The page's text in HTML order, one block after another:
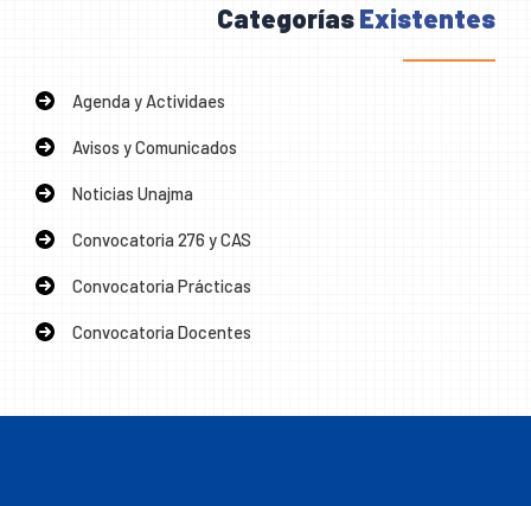
CategoríasExistentes
Agenda y Actividaes
Avisos y Comunicados
Noticias Unajma
Convocatoria 276 y CAS
Convocatoria Prácticas
Convocatoria Docentes